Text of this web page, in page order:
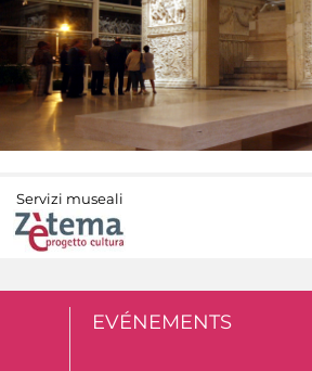
Servizi museali
EVÉNEMENTS